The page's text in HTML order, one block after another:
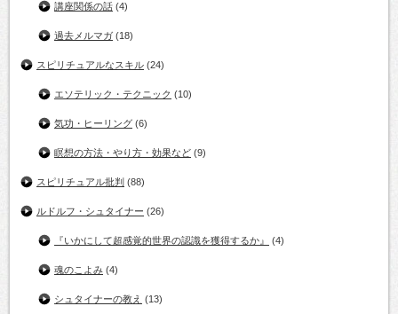
講座関係の話 (4)
過去メルマガ (18)
スピリチュアルなスキル (24)
エソテリック・テクニック (10)
気功・ヒーリング (6)
瞑想の方法・やり方・効果など (9)
スピリチュアル批判 (88)
ルドルフ・シュタイナー (26)
『いかにして超感覚的世界の認識を獲得するか』 (4)
魂のこよみ (4)
シュタイナーの教え (13)